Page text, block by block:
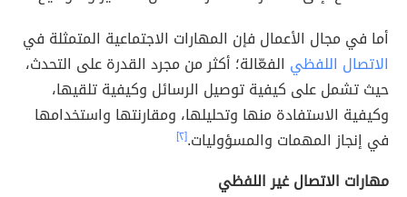
أما في مجال الأعمال فإن المهارات الاجتماعية المتمثلة في
الاتصال اللفظي الفعّالة؛ أكثر من مجرد القدرة على التحدث،
حيث تشمل على كيفية توصيل الرسائل وكيفية تلقيها،
وكيفية الاستفادة منها وتحليلها، ومقارنتها واستخدامها
في إنجاز المهمات والمسؤوليات.[٢]
مهارات الاتصال غير اللفظي